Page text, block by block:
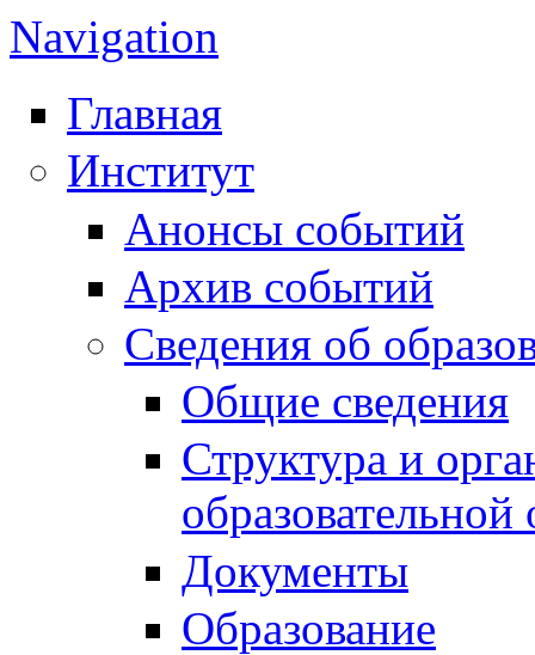
Navigation
Главная
Институт
Анонсы событий
Архив событий
Сведения об
Общие сведения
Структура и
образовательной
Документы
Образование